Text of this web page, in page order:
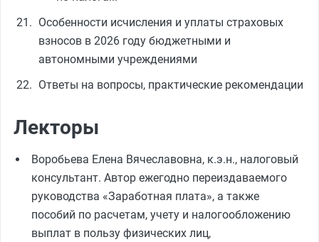
Особенности исчисления и уплаты страховых
взносов в 2026 году бюджетными и
автономными учреждениями
Ответы на вопросы, практические рекомендации
Лекторы
Воробьева Елена Вячеславовна, к.э.н., налоговый
консультант. Автор ежегодно переиздаваемого
руководства «Заработная плата», а также
пособий по расчетам, учету и налогообложению
выплат в пользу физических лиц,